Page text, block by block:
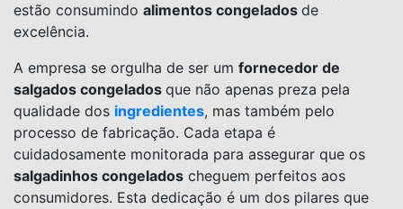
estão consumindo alimentos congelados de
excelência.
A empresa se orgulha de ser um fornecedor de
salgados congelados que não apenas preza pela
qualidade dos ingredientes, mas também pelo
processo de fabricação. Cada etapa é
cuidadosamente monitorada para assegurar que os
salgadinhos congelados cheguem perfeitos aos
consumidores. Esta dedicação é um dos pilares que